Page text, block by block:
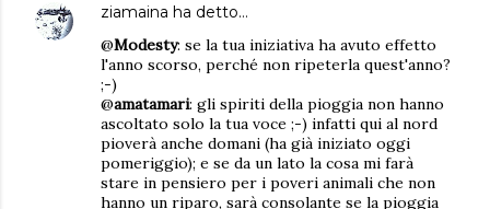
ziamaina ha detto…
@Modesty: se la tua iniziativa ha avuto effetto
l'anno scorso, perché non ripeterla quest'anno?
;-)
@amatamari: gli spiriti della pioggia non hanno
ascoltato solo la tua voce ;-) infatti qui al nord
pioverà anche domani (ha già iniziato oggi
pomeriggio); e se da un lato la cosa mi farà
stare in pensiero per i poveri animali che non
hanno un riparo, sarà consolante se la pioggia